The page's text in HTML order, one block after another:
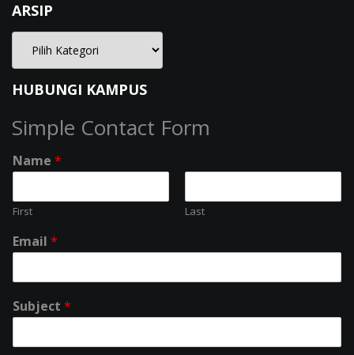
ARSIP
HUBUNGI KAMPUS
Simple Contact Form
Name *
First Last
Email *
Subject *